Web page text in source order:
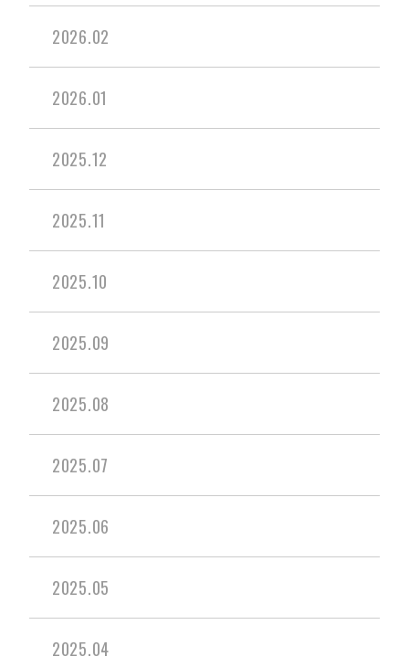
2026.02
2026.01
2025.12
2025.11
2025.10
2025.09
2025.08
2025.07
2025.06
2025.05
2025.04